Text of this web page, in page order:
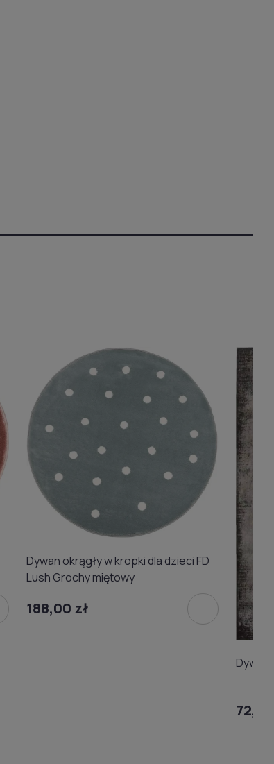
Dywan okrągły w kropki dla dzieci FD
Lush Grochy miętowy
188,00 zł